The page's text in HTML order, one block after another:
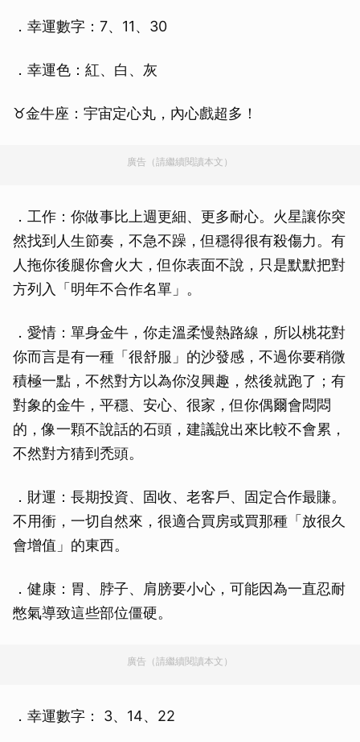
．幸運數字：7、11、30
．幸運色：紅、白、灰
♉金牛座：宇宙定心丸，內心戲超多！
廣告（請繼續閱讀本文）
．工作：你做事比上週更細、更多耐心。火星讓你突
然找到人生節奏，不急不躁，但穩得很有殺傷力。有
人拖你後腿你會火大，但你表面不說，只是默默把對
方列入「明年不合作名單」。
．愛情：單身金牛，你走溫柔慢熱路線，所以桃花對
你而言是有一種「很舒服」的沙發感，不過你要稍微
積極一點，不然對方以為你沒興趣，然後就跑了；有
對象的金牛，平穩、安心、很家，但你偶爾會悶悶
的，像一顆不說話的石頭，建議說出來比較不會累，
不然對方猜到禿頭。
．財運：長期投資、固收、老客戶、固定合作最賺。
不用衝，一切自然來，很適合買房或買那種「放很久
會增值」的東西。
．健康：胃、脖子、肩膀要小心，可能因為一直忍耐
憋氣導致這些部位僵硬。
廣告（請繼續閱讀本文）
．幸運數字： 3、14、22